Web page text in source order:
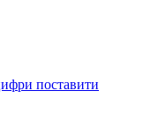
поставити